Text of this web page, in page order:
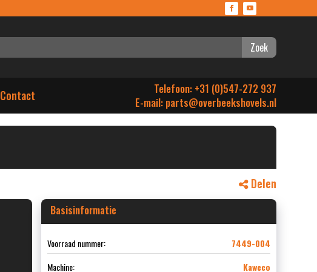
Zoek
Contact
Telefoon: +31 (0)547-272 937
E-mail: parts@overbeekshovels.nl
Delen
Basisinformatie
Voorraad nummer:
7449-004
Machine:
Kaweco